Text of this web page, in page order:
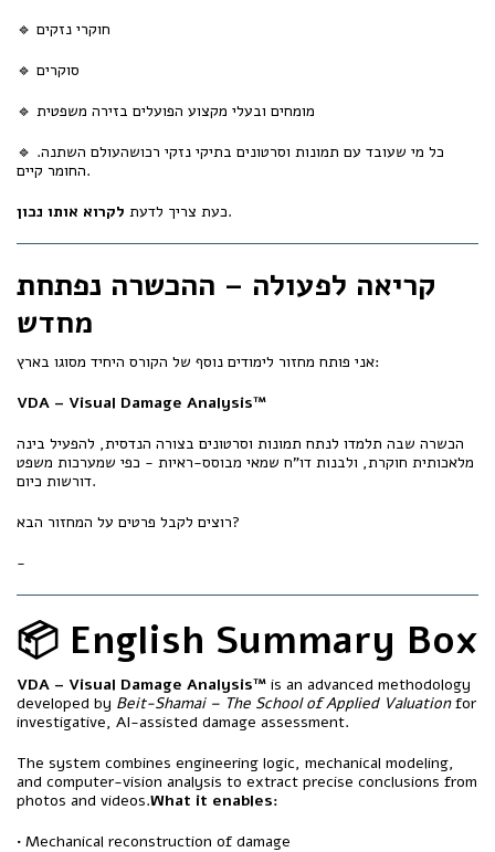
🔹 חוקרי נזקים
🔹 סוקרים
🔹 מומחים ובעלי מקצוע הפועלים בזירה משפטית
🔹 כל מי שעובד עם תמונות וסרטונים בתיקי נזקי רכושהעולם השתנה.
החומר קיים.
כעת צריך לדעת לקרוא אותו נכון .
קריאה לפעולה – ההכשרה נפתחת
מחדש
אני פותח מחזור לימודים נוסף של הקורס היחיד מסוגו בארץ:
VDA – Visual Damage Analysis™
הכשרה שבה תלמדו לנתח תמונות וסרטונים בצורה הנדסית, להפעיל בינה
מלאכותית חוקרת, ולבנות דו"ח שמאי מבוסס-ראיות - כפי שמערכות משפט
דורשות כיום.
רוצים לקבל פרטים על המחזור הבא?
-
📦 English Summary Box
VDA – Visual Damage Analysis™ is an advanced methodology
developed by Beit-Shamai – The School of Applied Valuationfor
investigative, AI-assisted damage assessment.
The system combines engineering logic, mechanical modeling,
and computer-vision analysis to extract precise conclusions from
photos and videos.What it enables:
• Mechanical reconstruction of damage